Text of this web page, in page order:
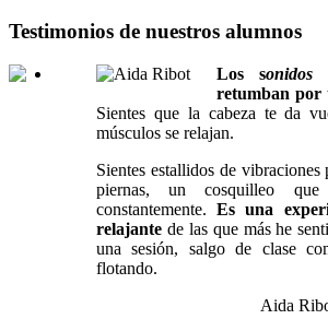
Testimonios de nuestros alumnos
Los sonidos
retumban por
Sientes que la cabeza te da
músculos se relajan.
Sientes estallidos de
piernas, un cosquilleo
constantemente.Es una
relajante de las que más he
una sesión, salgo de clase
flotando.
Aida